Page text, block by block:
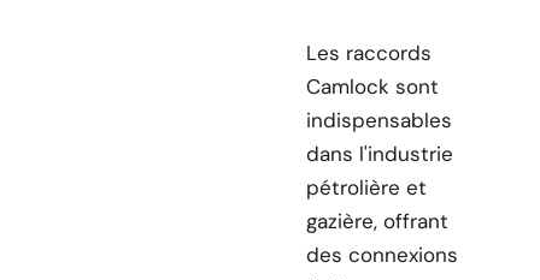
Les raccords
Camlock sont
indispensables
dans l'industrie
pétrolière et
gazière, offrant
des connexions